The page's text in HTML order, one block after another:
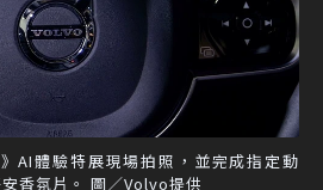
AI體驗特展現場拍照，並完成指定動
香氛片。 圖／Volvo提供